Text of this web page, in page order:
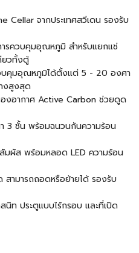
Cellar จากประเทศสวีเดน รองรับ
รควบคุมอุณหภูมิ สำหรับแยกแช่
ยวทั้งตู้
บคุมอุณหภูมิได้ตั้งแต่ 5 - 20 องศา
งสูงสุด
งอากาศ Active Carbon ช่วยดูด
3 ชั้น พร้อมฉนวนกันความร้อน
ผัส พร้อมหลอด LED ความร้อน
สามารถถอดหรือย้ายได้ รองรับ
ท ประตูแบบไร้กรอบ และที่เปิด